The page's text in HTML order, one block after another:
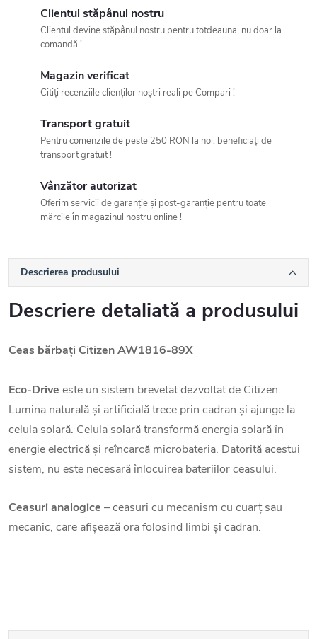
Clientul stăpânul nostru
Clientul devine stăpânul nostru pentru totdeauna, nu doar la
comandă !
Magazin verificat
Citiți recenziile clienților noștri reali pe Compari !
Transport gratuit
Pentru comenzile de peste 250 RON la noi, beneficiați de
transport gratuit !
Vânzător autorizat
Oferim servicii de garanție și post-garanție pentru toate
mărcile în magazinul nostru online !
Descrierea produsului
Descriere detaliată a produsului
Ceas bărbați Citizen AW1816-89X
Eco-Drive este un sistem brevetat dezvoltat de Citizen.
Lumina naturală și artificială trece prin cadran și ajunge la
celula solară. Celula solară transformă energia solară în
energie electrică și reîncarcă microbateria. Datorită acestui
sistem, nu este necesară înlocuirea bateriilor ceasului.
Ceasuri analogice – ceasuri cu mecanism cu cuarț sau
mecanic, care afișează ora folosind limbi și cadran.